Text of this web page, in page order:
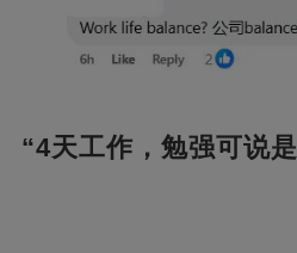
“4天工作，勉强可说